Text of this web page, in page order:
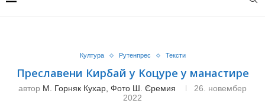
Култура Рутенпрес Тексти
Преславени Кирбай у Kоцуре у манастире
автор М. Горняк Кухар, Фото Ш. Єремия
26. новембер
2022